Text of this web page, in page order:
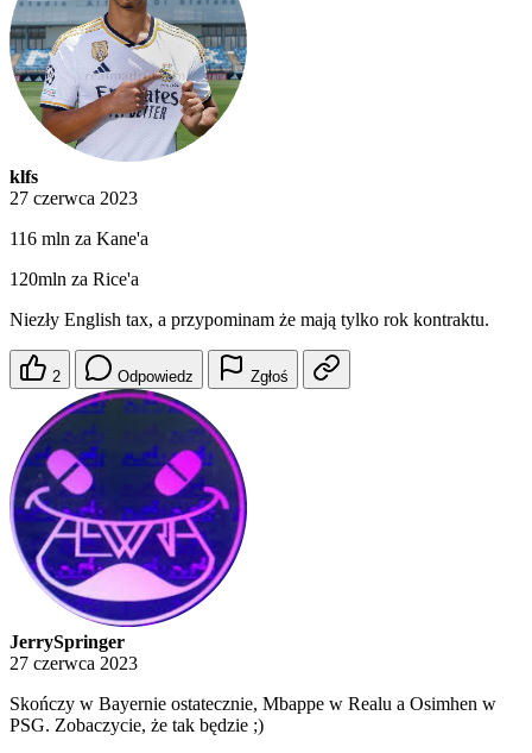
klfs
27 czerwca 2023
116 mln za Kane'a
120mln za Rice'a
Niezły English tax, a przypominam że mają tylko rok kontraktu.
2 Odpowiedz Zgłoś
JerrySpringer
27 czerwca 2023
Skończy w Bayernie ostatecznie, Mbappe w Realu a Osimhen w
PSG. Zobaczycie, że tak będzie ;)